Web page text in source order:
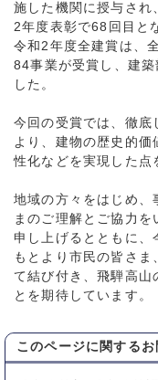
施した機関に授与され
2年度表彰で68回目と
令和2年度全建賞は、
84事業が受賞し、建
した。
今回の受賞では、徹底
より、建物の歴史的価
性化などを実現した点
地域の方々をはじめ、
まのご理解とご協力
申し上げるとともに、
もとより市民の皆さま
て結び付き、飛騨高山
とを期待しています。
このページに関する